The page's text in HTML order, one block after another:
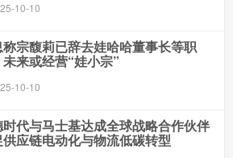
10-10
宗馥莉已辞去娃哈哈董事长等职
来或经营“娃小宗”
10-10
代与马士基达成全球战略合作伙伴
应链电动化与物流低碳转型